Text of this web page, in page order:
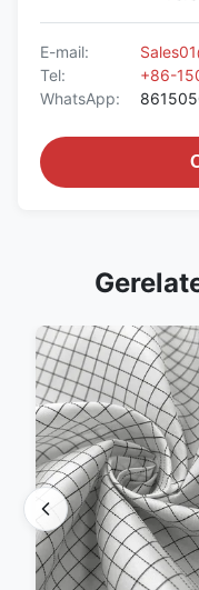
E-mail:
Tel:
+86-
WhatsApp: